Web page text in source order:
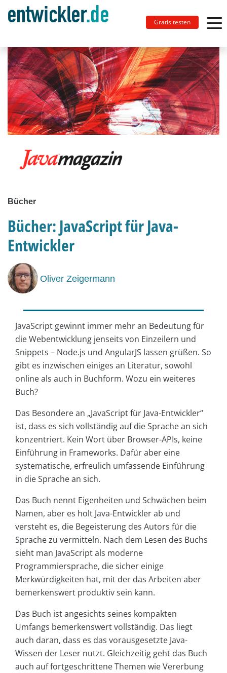
Gratis testen
Bücher
Bücher: JavaScript für Java-
Entwickler
Oliver Zeigermann
JavaScript gewinnt immer mehr an Bedeutung für
die Webent­wicklung jenseits von Einzeilern und
Snippets – Node.js und AngularJS lassen grüßen. So
gibt es inzwischen einiges an Literatur, sowohl
online als auch in Buchform. Wozu ein weiteres
Buch?
Das Besondere an „JavaScript für Java-Entwickler“
ist, dass es sich vollständig auf die Sprache an sich
konzentriert. Kein Wort über Browser-APIs, keine
Einführung in Frameworks. Dafür aber eine
systematische, erfreulich umfassende Einführung
in die Sprache an sich.
Das Buch nennt Eigenheiten und Schwächen beim
Namen, aber es holt Java-Entwickler ab und
versteht es, die Begeisterung des Autors für die
Sprache zu vermitteln. Nach dem Lesen des Buchs
sieht man JavaScript als moderne
Programmiersprache, die sicher einige
Merkwürdigkeiten hat, mit der das Arbeiten aber
bemerkenswert produktiv sein kann.
Das Buch ist angesichts seines kompakten
Umfangs bemerkenswert vollständig. Das liegt
auch daran, dass es das vorausgesetzte Java-
Wissen der Leser nutzt. Gleichzeitig geht das Buch
auch auf fortgeschrittene Themen wie Vererbung